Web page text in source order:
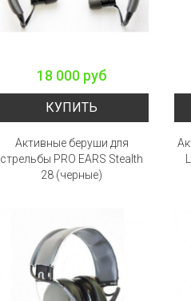
18 000 руб
КУПИТЬ
Активные беруши для
стрельбы PRO EARS Stealth
28 (черные)